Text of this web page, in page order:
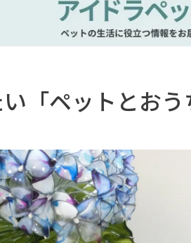
ペット用品
今すぐ使えるクーポンプレゼント中！！
限定クーポンも不定期配信
「ペットとおう